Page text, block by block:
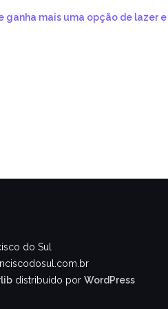
ganha mais uma opção de lazer e
do Sul
distribuído por WordPress